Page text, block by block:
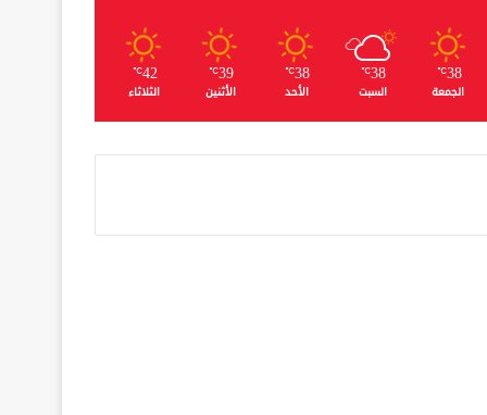
38
℃
الجمعة
38
℃
السبت
38
℃
الأحد
39
℃
الأثنين
42
℃
الثلاثاء